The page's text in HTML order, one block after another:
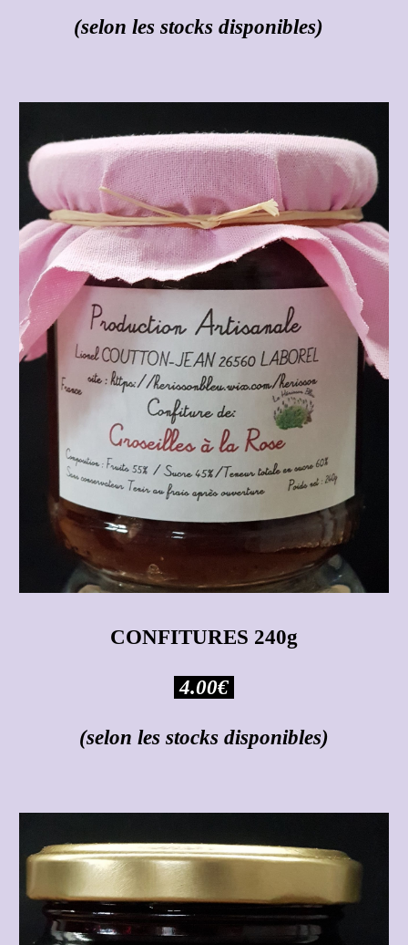
(selon les stocks disponibles)
CONFITURES 240g
4.00€
(selon les stocks disponibles)